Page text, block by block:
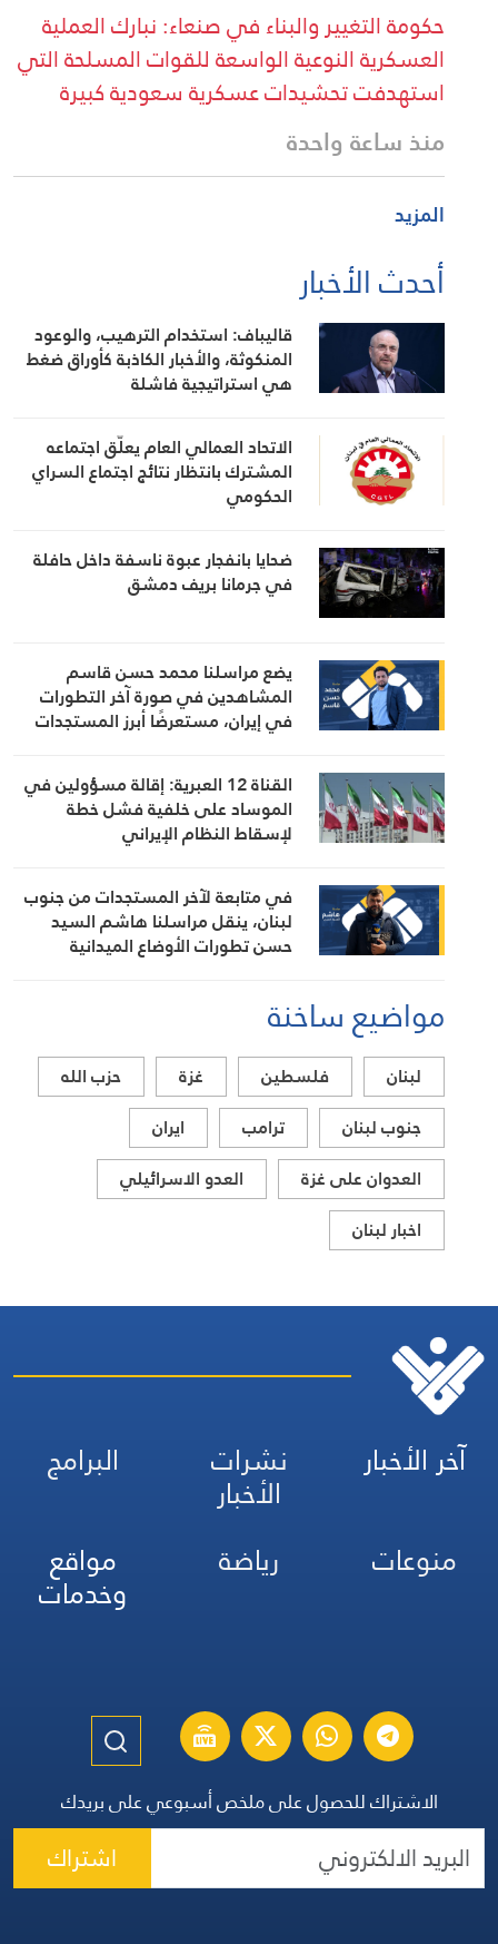
حكومة التغيير والبناء في صنعاء: نبارك العملية
العسكرية النوعية الواسعة للقوات المسلحة التي
استهدفت تحشيدات عسكرية سعودية كبيرة
منذ ساعة واحدة
المزيد
أحدث الأخبار
قاليباف: استخدام الترهيب، والوعود
المنكوثة، والأخبار الكاذبة كأوراق ضغط
هي استراتيجية فاشلة
الاتحاد العمالي العام يعلّق اجتماعه
المشترك بانتظار نتائج اجتماع السراي
الحكومي
ضحايا بانفجار عبوة ناسفة داخل حافلة
في جرمانا بريف دمشق
يضع مراسلنا محمد حسن قاسم
المشاهدين في صورة آخر التطورات
في إيران، مستعرضًا أبرز المستجدات
على الساحتين السياسية والميدانية،
إلى جانب المواقف الرسمية وأبرز
التطورات ذات الصلة بالشأنين الداخلي
والإقليمي
القناة 12 العبرية: إقالة مسؤولين في
الموساد على خلفية فشل خطة
لإسقاط النظام الإيراني
في متابعة لآخر المستجدات من جنوب
لبنان، ينقل مراسلنا هاشم السيد
حسن تطورات الأوضاع الميدانية
مواضيع ساخنة
لبنان فلسطين غزة
حزب الله
جنوب لبنان
ترامب
ايران
العدوان على غزة
العدو الاسرائيلي
اخبار لبنان
آخر الأخبار نشرات
الأخبار
البرامج
منوعات
رياضة مواقع
وخدمات
الاشتراك للحصول على ملخص أسبوعي على بريدك
اشتراك